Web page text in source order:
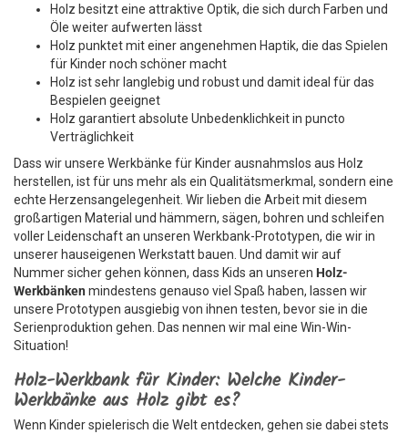
Holz besitzt eine attraktive Optik, die sich durch Farben und
Öle weiter aufwerten lässt
Holz punktet mit einer angenehmen Haptik, die das Spielen
für Kinder noch schöner macht
Holz ist sehr langlebig und robust und damit ideal für das
Bespielen geeignet
Holz garantiert absolute Unbedenklichkeit in puncto
Verträglichkeit
Dass wir unsere Werkbänke für Kinder ausnahmslos aus Holz
herstellen, ist für uns mehr als ein Qualitätsmerkmal, sondern eine
echte Herzensangelegenheit. Wir lieben die Arbeit mit diesem
großartigen Material und hämmern, sägen, bohren und schleifen
voller Leidenschaft an unseren Werkbank-Prototypen, die wir in
unserer hauseigenen Werkstatt bauen. Und damit wir auf
Nummer sicher gehen können, dass Kids an unseren Holz-
Werkbänken mindestens genauso viel Spaß haben, lassen wir
unsere Prototypen ausgiebig von ihnen testen, bevor sie in die
Serienproduktion gehen. Das nennen wir mal eine Win-Win-
Situation!
Holz-Werkbank für Kinder: Welche Kinder-
Werkbänke aus Holz gibt es?
Wenn Kinder spielerisch die Welt entdecken, gehen sie dabei stets